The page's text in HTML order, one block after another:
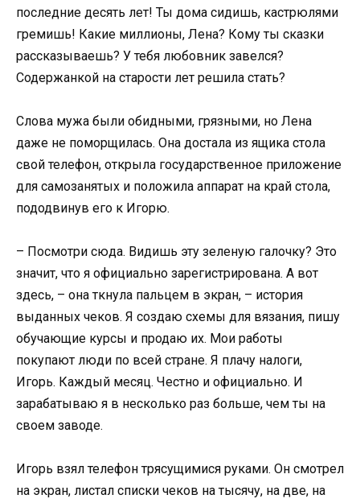
последние десять лет! Ты дома сидишь, кастрюлями
гремишь! Какие миллионы, Лена? Кому ты сказки
рассказываешь? У тебя любовник завелся?
Содержанкой на старости лет решила стать?
Слова мужа были обидными, грязными, но Лена
даже не поморщилась. Она достала из ящика стола
свой телефон, открыла государственное приложение
для самозанятых и положила аппарат на край стола,
пододвинув его к Игорю.
– Посмотри сюда. Видишь эту зеленую галочку? Это
значит, что я официально зарегистрирована. А вот
здесь, – она ткнула пальцем в экран, – история
выданных чеков. Я создаю схемы для вязания, пишу
обучающие курсы и продаю их. Мои работы
покупают люди по всей стране. Я плачу налоги,
Игорь. Каждый месяц. Честно и официально. И
зарабатываю я в несколько раз больше, чем ты на
своем заводе.
Игорь взял телефон трясущимися руками. Он смотрел
на экран, листал списки чеков на тысячу, на две, на